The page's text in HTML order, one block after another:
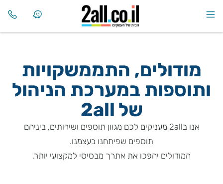
מודולים, התממשקויות
ותוספות במערכת הניהול
של 2all
אנו ב2all מעניקים לכם מגוון תוספים ושירותים, ביניהם
תוספים שפיתחנו בעצמנו.
המודולים יהפכו את אתרך מבסיסי למקצועי יותר.